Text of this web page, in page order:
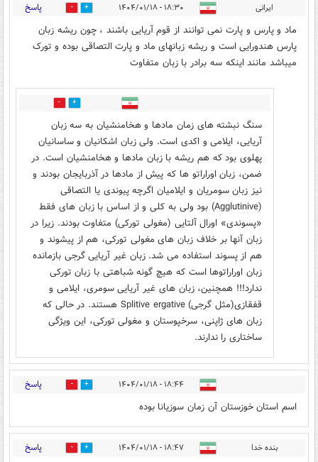
ایرانی ۱۸:۳۰ - ۱۴۰۴/۰۱/۱۸ 3 پاسخ
ماد و پارس و پارت نمی توانند از قوم آریایی باشند ، چون ریشه زبان
پارس هندورایی است و ریشه زبانهای ماد و پارت التصاقی بوده و تورک
میباشد مانند اینکه سه برادر با زبان متفاوت
7
سنگ نبشته های زمان مادها و هخامنشیان به سه زبان
آریایی، ایلامی و اکدی است. ولی زبان اشکانیان و ساسانیان
پهلوی بود که هم ریشه با زبان مادها و هخامنشیان است. در
ضمن، زبان اوراراتو ها که پیش از مادها در آذربایجان بودند و
نیز زبان سومریان و ایلامیان اگرچه پیوندی یا التصاقی
(Agglutinive) بود ولی به کلی و از اساس با زبان های فقط
«پسوندی» اورال آلتایی (مغولی تورکی) متفاوت بودند. زیرا در
زبان آنها بر خلاف زبان های مغولی تورکی، هم‌ از پیشوند و
هم از پسوند استفاده می شد. زبان غیر آریایی گرجی بازمانده
زبان اوراراتوها است که هیچ گونه شباهتی با زبان تورکی
ندارد!!! همچنین، زبان های غیر آریایی سومری، ایلامی و
قفقازی(مثل گرجی) Splitive ergative هستند. در حالی که
زبان های ژاپنی، سرخپوستان و مغولی تورکی، این ویژگی
ساختاری را ندارند.
۱۸:۴۴ - ۱۴۰۴/۰۱/۱۸ 2 پاسخ
اسم استان خوزستان آن زمان سوزیانا بوده
بنده خدا ۱۸:۴۷ - ۱۴۰۴/۰۱/۱۸ 4 پاسخ